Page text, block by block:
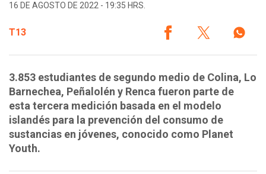
16 DE AGOSTO DE 2022 - 19:35 HRS.
T13
3.853 estudiantes de segundo medio de Colina, Lo
Barnechea, Peñalolén y Renca fueron parte de
esta tercera medición basada en el modelo
islandés para la prevención del consumo de
sustancias en jóvenes, conocido como Planet
Youth.